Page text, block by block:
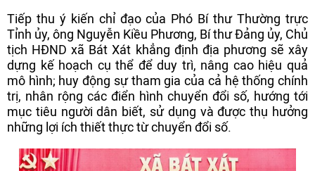
Tiếp thu ý kiến chỉ đạo của Phó Bí thư Thường trực
Tỉnh ủy, ông Nguyễn Kiều Phương, Bí thư Đảng ủy, Chủ
tịch HĐND xã Bát Xát khẳng định địa phương sẽ xây
dựng kế hoạch cụ thể để duy trì, nâng cao hiệu quả
mô hình; huy động sự tham gia của cả hệ thống chính
trị, nhân rộng các điển hình chuyển đổi số, hướng tới
mục tiêu người dân biết, sử dụng và được thụ hưởng
những lợi ích thiết thực từ chuyển đổi số.